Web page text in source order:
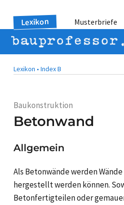
Lexikon Musterbriefe
Lexikon • Index B
Baukonstruktion
Betonwand
Allgemein
Als Betonwände werden
hergestellt werden können.
Betonfertigteilen oder